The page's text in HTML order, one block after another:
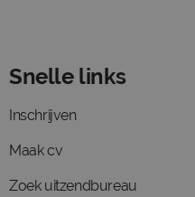
Snelle links
Inschrijven
Maak cv
Zoek uitzendbureau